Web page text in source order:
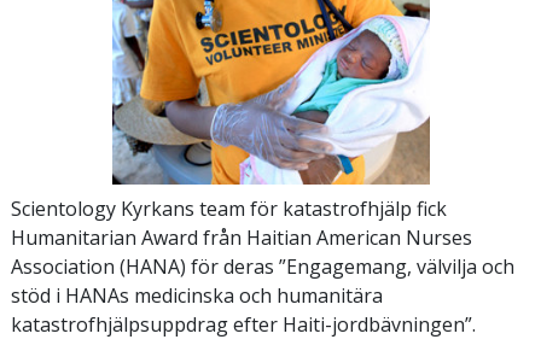
Scientology Kyrkans team för katastrofhjälp fick
Humanitarian Award från Haitian American Nurses
Association (HANA) för deras ”Engagemang, välvilja och
stöd i HANAs medicinska och humanitära
katastrofhjälpsuppdrag efter Haiti-jordbävningen”.